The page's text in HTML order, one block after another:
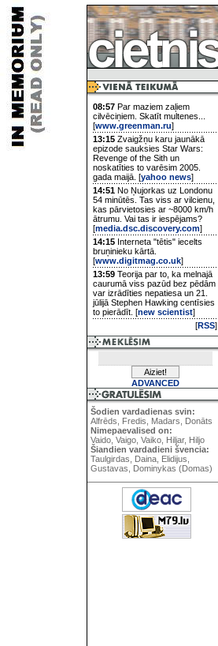
08:57 Par maziem zaļiem
cilvēciņiem. Skatīt multenes...
[www.greenman.ru]
13:15 Zvaigžņu karu jaunākā
epizode sauksies Star Wars:
Revenge of the Sith un
noskatīties to varēsim 2005.
gada maijā. [yahoo news]
14:51 No Ņujorkas uz Londonu
54 minūtēs. Tas viss ar vilcienu,
kas pārvietosies ar ~8000 km/h
ātrumu. Vai tas ir iespējams?
[media.dsc.discovery.com]
14:15 Interneta "tētis" iecelts
bruņinieku kārtā.
[www.digitmag.co.uk]
13:59 Teorija par to, ka melnajā
caurumā viss pazūd bez pēdām
var izrādīties nepatiesa un 21.
jūlijā Stephen Hawking centīsies
to pierādīt. [new scientist]
[RSS]
ADVANCED
Šodien vardadienas svin:
Alfrēds, Fredis, Madars, Donāts
Nimepaevalised on:
Vaido, Vaigo, Vaiko, Hiljar, Hiljo
Šiandien vardadieni švencia:
Taulgirdas, Daina, Elidijus,
Gustavas, Dominykas (Domas)